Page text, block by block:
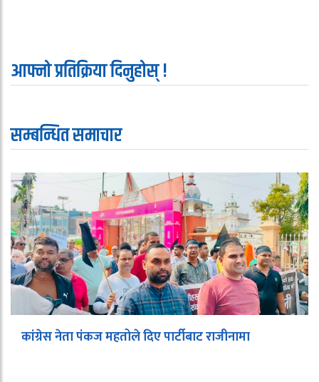
आफ्नो प्रतिक्रिया दिनुहोस् !
सम्बन्धित समाचार
कांग्रेस नेता पंकज महतोले दिए पार्टीबाट राजीनामा